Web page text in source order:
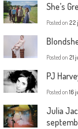
She’s
Posted on 22
Posted on 21
PJ
Posted on 16
Julia